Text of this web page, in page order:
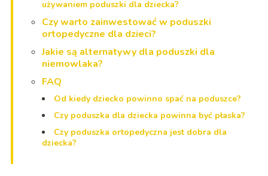
używaniem poduszki dla dziecka?
Czy warto zainwestować w poduszki
ortopedyczne dla dzieci?
Jakie są alternatywy dla poduszki dla
niemowlaka?
FAQ
Od kiedy dziecko powinno spać na poduszce?
Czy poduszka dla dziecka powinna być płaska?
Czy poduszka ortopedyczna jest dobra dla
dziecka?